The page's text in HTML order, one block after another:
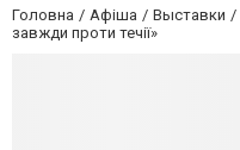
Головна Афіша Выставки
завжди проти течії»